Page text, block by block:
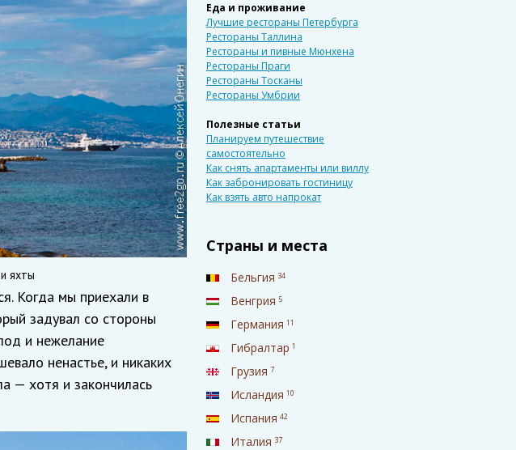
яхты
Когда мы приехали в
задувал со стороны
и нежелание
ненастье, и никаких
— хотя и закончилась
Еда и проживание
Лучшие рестораны Петербурга
Рестораны Таллина
Рестораны и пивные Мюнхена
Рестораны Праги
Рестораны Тосканы
Рестораны Умбрии
Полезные статьи
Планируем путешествие
самостоятельно
Как снять апартаменты или виллу
Как забронировать гостиницу
Как взять авто напрокат
Страны и места
Бельгия 34
Венгрия 5
Германия 11
Гибралтар 1
Грузия 7
Исландия 10
Испания 42
Италия 37